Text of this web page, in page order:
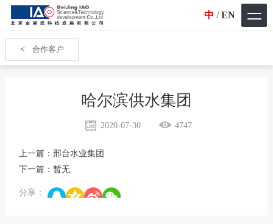
中 /EN
< 合作客户
哈尔滨供水集团
2020-07-30 4747
上一篇：邢台水业集团
下一篇：暂无
分享：